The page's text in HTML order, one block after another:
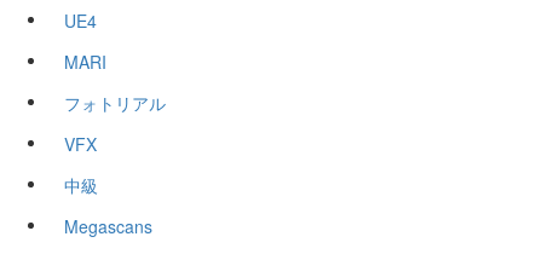
UE4
MARI
フォトリアル
VFX
中級
Megascans